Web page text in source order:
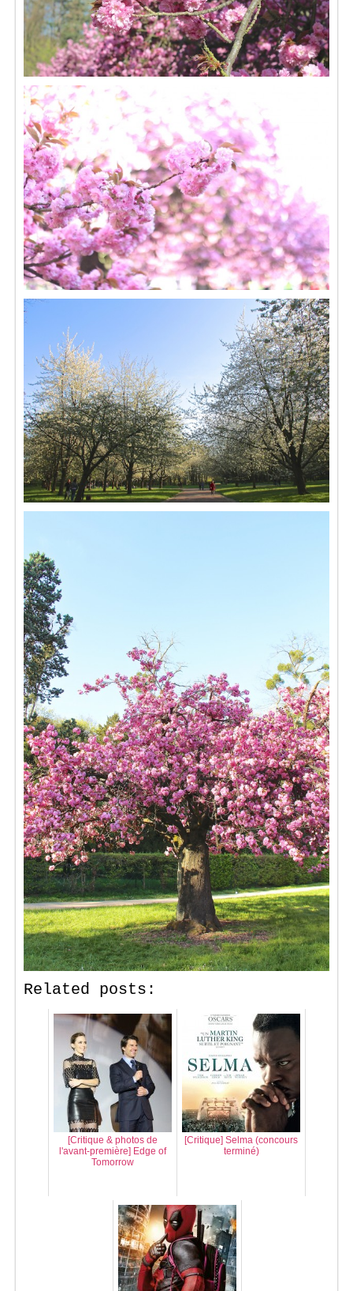
Related posts:
[Critique & photos de
l'avant-première] Edge of
Tomorrow
[Critique] Selma (concours
terminé)